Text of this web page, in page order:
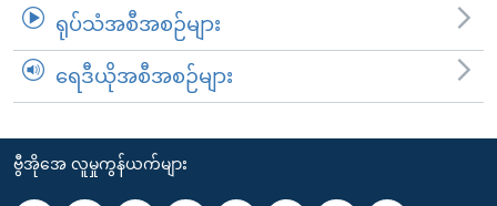
ရုပ်သံအစီအစဉ်များ
ရေဒီယိုအစီအစဉ်များ
ဗွီအိုအေ လူမှုကွန်ယက်များ